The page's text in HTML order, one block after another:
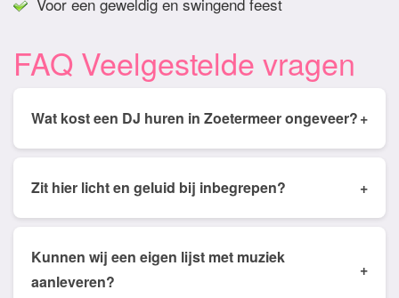
FAQ Veelgestelde vragen
Wat kost een DJ huren in Zoetermeer ongeveer?+
gemiddeld tussen de € 350,- en € 950,- Prijs is
bijvoorbeeld een bruiloft voor 4 uur met een
complete show en +/- 150 gasten duurder dan een
Zit hier licht en geluid bij inbegrepen? +
afhankelijk van het aantal gasten. Zo adviseren wij
subwoofers voor feesten boven de 50 gasten voor
Kunnen wij een eigen lijst met muziek
aanleveren?
+